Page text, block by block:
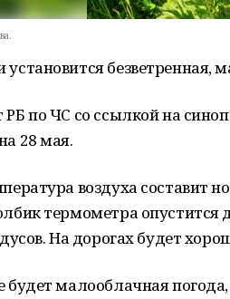
безветренная,
РБ по ЧС со ссылкой на
28 мая.
воздуха составит
термометра опустится
На дорогах будет
малооблачная погода,